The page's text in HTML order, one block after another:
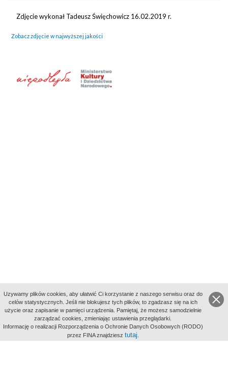
Zdjęcie wykonał Tadeusz Święchowicz 16.02.2019 r.
Zobacz zdjęcie w najwyższej jakości
aktywności
Uzywamy plików cookies, aby ułatwić Ci korzystanie z naszego serwisu oraz do
celów statystycznych. Jeśli nie blokujesz tych plików, to zgadzasz się na ich
użycie oraz zapisanie w pamięci urządzenia. Pamiętaj, że możesz samodzielnie
zarządzać cookies, zmieniając ustawienia przeglądarki.
Informację o realizacji Rozporządzenia o Ochronie Danych Osobowych (RODO)
przez FINA znajdziesz tutaj